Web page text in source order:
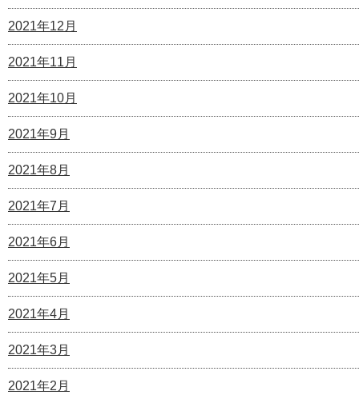
2021年12月
2021年11月
2021年10月
2021年9月
2021年8月
2021年7月
2021年6月
2021年5月
2021年4月
2021年3月
2021年2月